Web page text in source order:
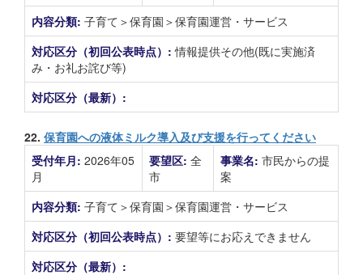
内容分類: 子育て＞保育園＞保育園運営・サービス
対応区分（初回公表時点）:情報提供その他(既に実施済
み・お礼お詫び等)
対応区分（最新）:
22. 保育園への液体ミルク導入及び支援を行ってください
受付年月: 2026年05
月
要望区: 全
市
事業名: 市民からの提
案
内容分類: 子育て＞保育園＞保育園運営・サービス
対応区分（初回公表時点）: 要望等にお応えできません
対応区分（最新）: